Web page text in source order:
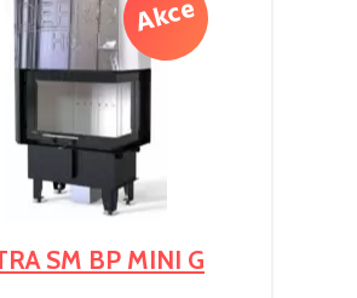
SM BP MINI G